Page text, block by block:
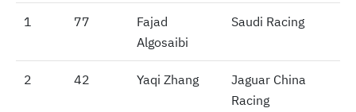
1 77
Fajad
Algosaibi
Saudi Racing
2 42 Yaqi Zhang
Jaguar China
Racing
1
2